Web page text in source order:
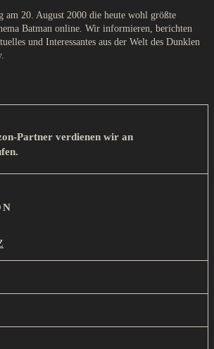
am 20. August 2000 die heute wohl größte
Batman online. Wir informieren, berichten
und Interessantes aus der Welt des Dunklen
Partner verdienen wir an